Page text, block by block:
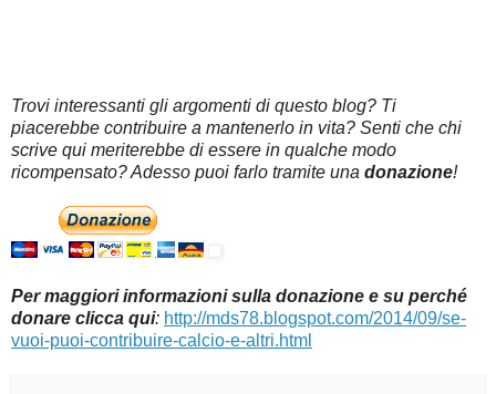
Trovi interessanti gli argomenti di questo blog? Ti
piacerebbe contribuire a mantenerlo in vita? Senti che chi
scrive qui meriterebbe di essere in qualche modo
ricompensato? Adesso puoi farlo tramite una donazione!
Per maggiori informazioni sulla donazione e su perché
donare clicca qui: http://mds78.blogspot.com/2014/09/se-
vuoi-puoi-contribuire-calcio-e-altri.html